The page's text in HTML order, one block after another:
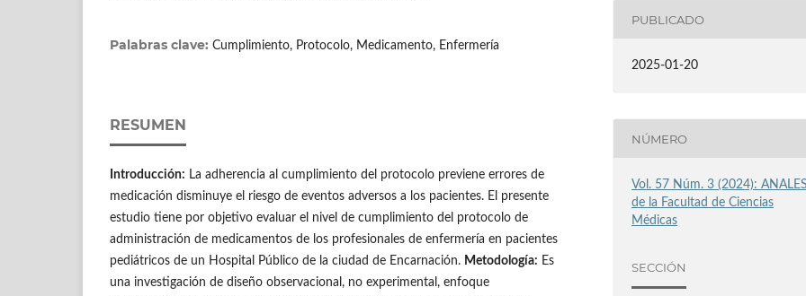
Palabras clave: Cumplimiento, Protocolo, Medicamento, Enfermería
RESUMEN
Introducción: La adherencia al cumplimiento del protocolo previene errores de
medicación disminuye el riesgo de eventos adversos a los pacientes. El presente
estudio tiene por objetivo evaluar el nivel de cumplimiento del protocolo de
administración de medicamentos de los profesionales de enfermería en pacientes
pediátricos de un Hospital Público de la ciudad de Encarnación. Metodología: Es
una investigación de diseño observacional, no experimental, enfoque
PUBLICADO
2025-01-20
NÚMERO
Vol. 57 Núm. 3 (2024):
de la Facultad de Ciencias
Médicas
SECCIÓN